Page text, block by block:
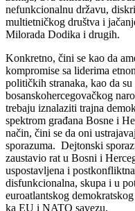
nefunkcionalnu državu,
multietničkog društva i
Milorada Dodika i drugih.
Konkretno, čini se kao da
kompromise sa liderima
političkih stranaka, kao da
bosanskohercegovačkog
trebaju iznalaziti trajna
spektrom građana Bosne i
način, čini se da oni
sporazuma. Dejtonski
zaustavio rat u Bosni i
uspostavljena i
disfunkcionalna, skupa i u
euroatlantskog
ka EU i NATO savezu.